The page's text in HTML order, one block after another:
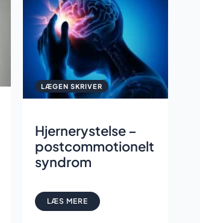
LÆGEN SKRIVER
Hjernerystelse –
postcommotionelt
syndrom
LÆS MERE